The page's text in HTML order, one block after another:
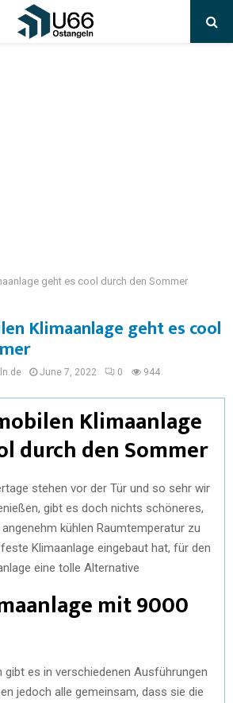
geht es cool durch den Sommer
Klimaanlage geht es cool
June 7, 2022 0 944
Klimaanlage
durch den Sommer
stehen vor der Tür und so sehr wir
gibt es doch nichts schöneres,
kühlen Raumtemperatur zu
Klimaanlage eingebaut hat, für den
eine tolle Alternative
mit 9000
gibt es in verschiedenen Ausführungen
jedoch alle gemeinsam, dass sie die